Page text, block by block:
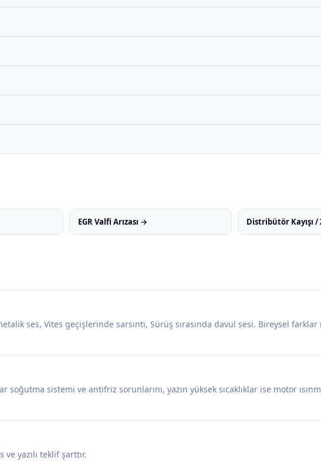
EGR Valfi Arızası → Distribütör Kayışı /
ses, Vites geçişlerinde sarsıntı, Sürüş sırasında davul sesi. Bireysel
sistemi ve antifriz sorunlarını, yazın yüksek sıcaklıklar ise motor
yazılı teklif şarttır.